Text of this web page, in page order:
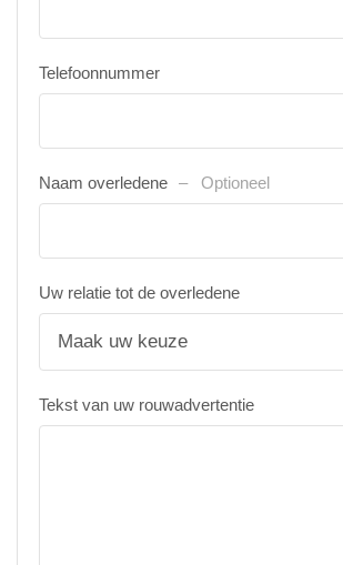
Telefoonnummer
Naam overledene Optioneel
Uw relatie tot de overledene
Tekst van uw rouwadvertentie